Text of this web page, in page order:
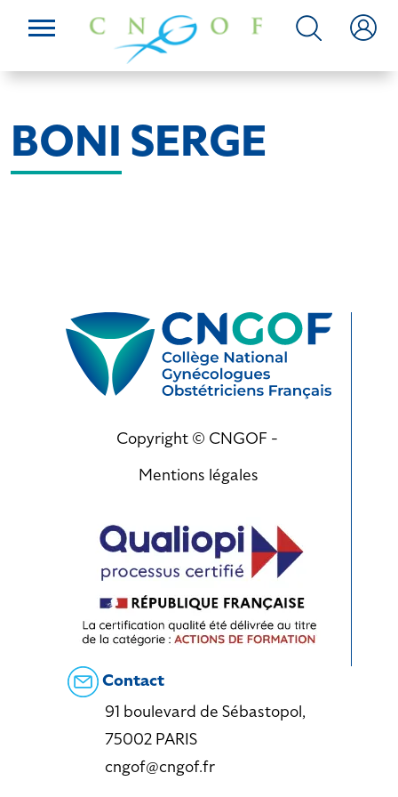
BONI SERGE
Copyright © CNGOF -
Mentions légales
Contact
91 boulevard de Sébastopol,
75002 PARIS
cngof@cngof.fr